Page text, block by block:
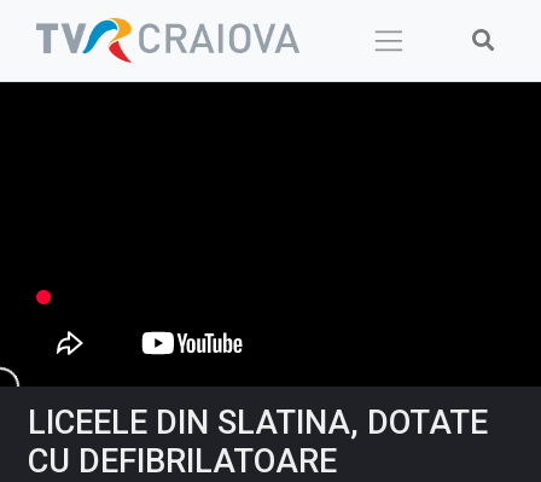
LICEELE DIN SLATINA, DOTATE
CU DEFIBRILATOARE